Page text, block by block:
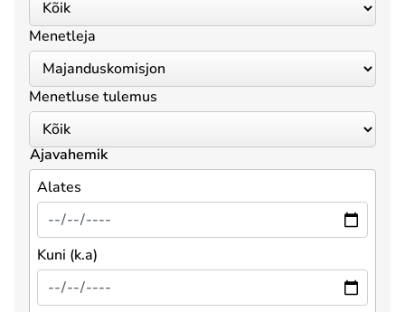
Menetleja
Menetluse tulemus
Ajavahemik
Alates
Kuni (k.a)